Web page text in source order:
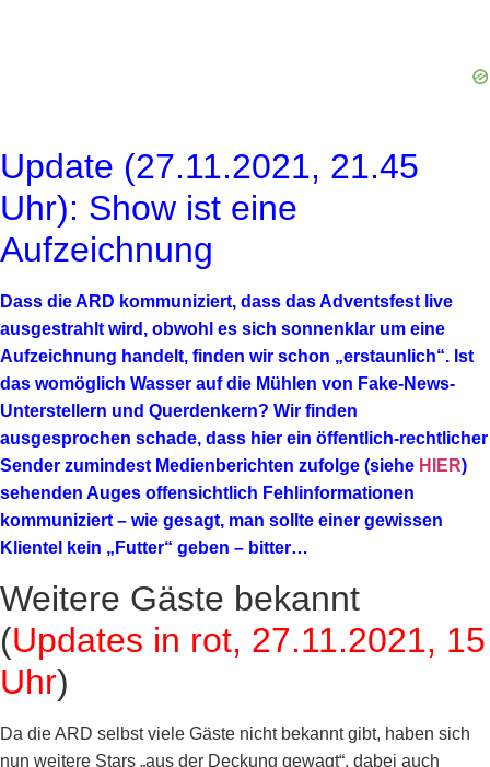
Update (27.11.2021, 21.45
Uhr): Show ist eine
Aufzeichnung
Dass die ARD kommuniziert, dass das Adventsfest live
ausgestrahlt wird, obwohl es sich sonnenklar um eine
Aufzeichnung handelt, finden wir schon „erstaunlich“. Ist
das womöglich Wasser auf die Mühlen von Fake-News-
Unterstellern und Querdenkern? Wir finden
ausgesprochen schade, dass hier ein öffentlich-rechtlicher
Sender zumindest Medienberichten zufolge (siehe HIER)
sehenden Auges offensichtlich Fehlinformationen
kommuniziert – wie gesagt, man sollte einer gewissen
Klientel kein „Futter“ geben – bitter…
Weitere Gäste bekannt
(Updates in rot, 27.11.2021, 15
Uhr)
Da die ARD selbst viele Gäste nicht bekannt gibt, haben sich
nun weitere Stars „aus der Deckung gewagt“, dabei auch